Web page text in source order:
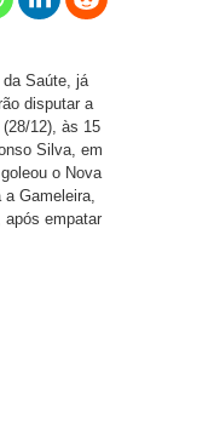
Saúte, já
disputar a
12), às 15
Silva, em
o Nova
Gameleira,
empatar